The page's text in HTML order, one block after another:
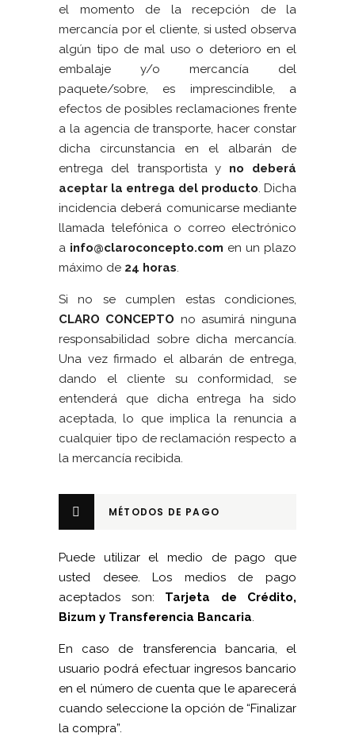
el momento de la recepción de la
mercancía por el cliente, si usted observa
algún tipo de mal uso o deterioro en el
embalaje y/o mercancía del
paquete/sobre, es imprescindible, a
efectos de posibles reclamaciones frente
a la agencia de transporte, hacer constar
dicha circunstancia en el albarán de
entrega del transportista y no deberá
aceptar la entrega del producto. Dicha
incidencia deberá comunicarse mediante
llamada telefónica o correo electrónico
a info@claroconcepto.com en un plazo
máximo de 24 horas.
Si no se cumplen estas condiciones,
CLARO CONCEPTO no asumirá ninguna
responsabilidad sobre dicha mercancía.
Una vez firmado el albarán de entrega,
dando el cliente su conformidad, se
entenderá que dicha entrega ha sido
aceptada, lo que implica la renuncia a
cualquier tipo de reclamación respecto a
la mercancía recibida.
MÉTODOS DE PAGO
Puede utilizar el medio de pago que
usted desee. Los medios de pago
aceptados son: Tarjeta de Crédito,
Bizum y Transferencia Bancaria.
En caso de transferencia bancaria, el
usuario podrá efectuar ingresos bancario
en el número de cuenta que le aparecerá
cuando seleccione la opción de “Finalizar
la compra”.